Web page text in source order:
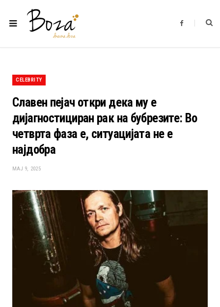
F
b
CELEBRITY
Славен пејач откри дека му е
дијагностициран рак на бубрезите: Во
четврта фаза е, ситуацијата не е
најдобра
МАЈ 9, 2025